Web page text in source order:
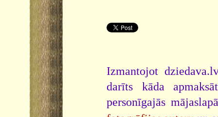
Izmantojot
darīts kāda
personīgajās